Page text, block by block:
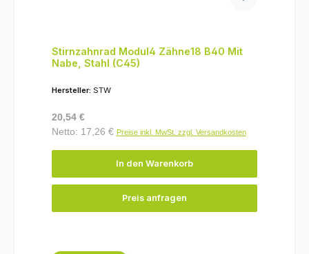
Stirnzahnrad Modul4 Zähne18 B40 Mit
Nabe, Stahl (C45)
Hersteller: STW
Regulärer Preis:
20,54 €
Netto: 17,26 € Preise inkl. MwSt. zzgl. Versandkosten
In den Warenkorb
Preis anfragen